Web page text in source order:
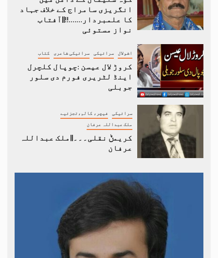
انگریزی سامراج کے خلاف جہاد
کا علمبردار…….!!||آفتاب
نواز مستوئی
اشولال سرائیکی سرائیکی شاعری کتاب
کروڑ لال عیسن :چوپال کلچرل
اینڈ لٹریری فورم دی سلور
جوبلی
سرائیکی فیچر، کالم،تجزئیے
ملک عبداللہ عرفان
کریمݨ نقلی۔۔۔||ملک عبداللہ
عرفان